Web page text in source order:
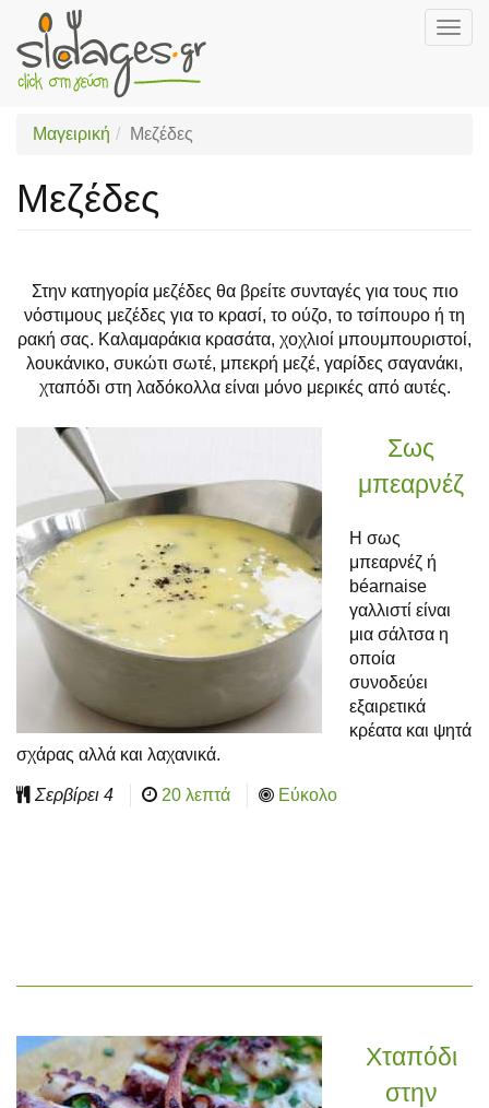
Skip
mainΜαγειρική Μεζέδες
Μεζέδες
Στην κατηγορία μεζέδες θα βρείτε συνταγές για τους πιο
νόστιμους μεζέδες για το κρασί, το ούζο, το τσίπουρο ή τη
ρακή σας. Καλαμαράκια κρασάτα, χοχλιοί μπουμπουριστοί,
λουκάνικο, συκώτι σωτέ, μπεκρή μεζέ, γαρίδες σαγανάκι,
χταπόδι στη λαδόκολλα είναι μόνο μερικές από αυτές.
Σως
μπεαρνέζ
Η σως
μπεαρνέζ ή
béarnaise
γαλλιστί είναι
μια σάλτσα η
οποία
συνοδεύει
εξαιρετικά
κρέατα και ψητά
σχάρας αλλά και λαχανικά.
Σερβίρει 4 20 λεπτά Εύκολο
Χταπόδι
στην